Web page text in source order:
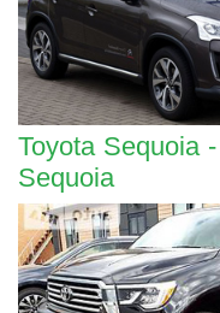
Toyota Sequoia
Sequoia